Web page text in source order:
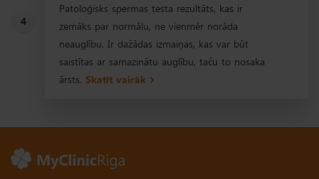
4
Patoloģisks spermas testa rezultāts, kas ir
zemāks par normālu, ne vienmēr norāda
neauglību. Ir dažādas izmaiņas, kas var būt
saistītas ar samazinātu auglību, taču to nosaka
ārsts. Skatīt vairāk